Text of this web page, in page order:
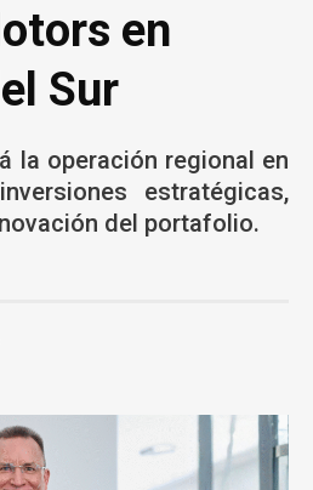
en
Sur
la operación regional en
estratégicas,
del portafolio.